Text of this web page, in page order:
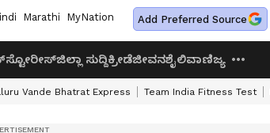
Marathi MyNation Add Preferred Source
ಜಿಲ್ಲಾ ಸುದ್ದಿಕ್ರೀಡೆಜೀವನಶೈಲಿವಾಣಿಜ್ಯ
Vande Bhatrat Express Team India Fitness Test